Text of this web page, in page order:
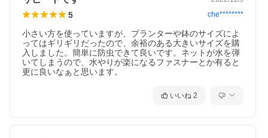
5 che********
小さい方を使っていますが、プランターや鉢のサイズによ
ってはギリギリだったので、余裕のある大きいサイズを購
入しました。簡単に防虫できて良いです。ネットが水を弾
いてしまうので、水やりが楽になるファスナーとか有ると
更に良いなぁと思います。
いいね 2